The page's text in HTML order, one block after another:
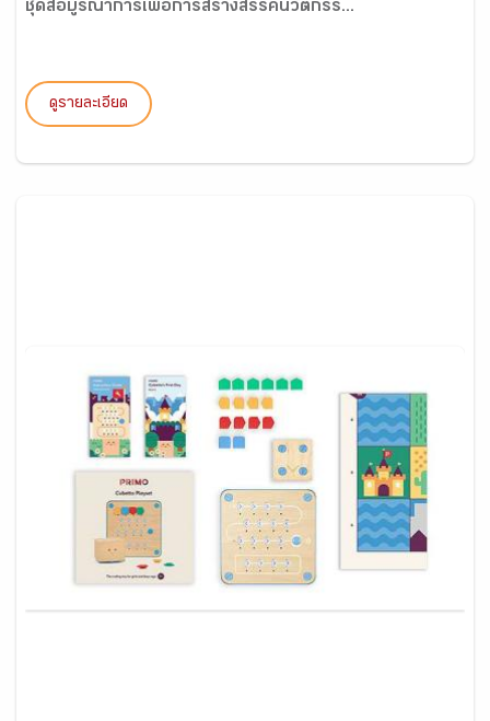
ชุดสื่อบูรณาการเพื่อการสร้างสรรค์นวัตกรร...
ดูรายละเอียด